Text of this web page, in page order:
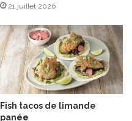
21 juillet 2026
Fish tacos de limande
panée